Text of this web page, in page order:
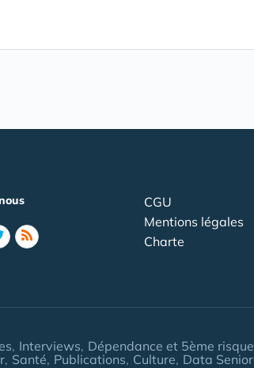
CGU
Mentions légales
Charte
Interviews Dépendance et 5ème risque
Santé Publications Culture Data Senior